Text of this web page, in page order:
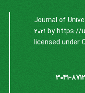
Journal of
2021 byhttps://
licensed under